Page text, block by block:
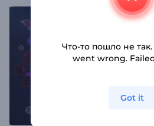
Что-то пошло не
went wrong.
Got it